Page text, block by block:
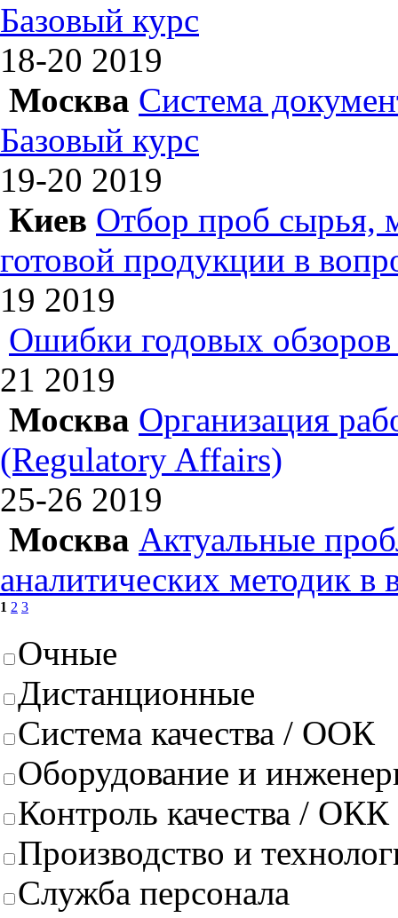
Базовый курс
18-20 2019
Москва Система
Базовый курс
19-20 2019
Киев Отбор проб сырья,
готовой продукции в
19 2019
Ошибки годовых обзоров
21 2019
Москва Организация
(Regulatory Affairs)
25-26 2019
Москва Актуальные
аналитических методик в
1 2 3
Очные
Дистанционные
Система качества / ООК
Оборудование и
Контроль качества / ОКК
Производство и
Служба персонала